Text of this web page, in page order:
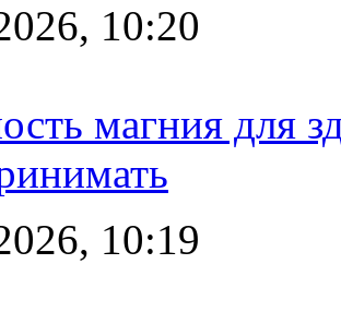
10:20
магния для
10:19